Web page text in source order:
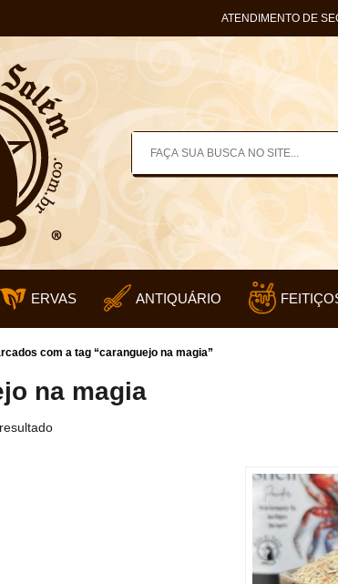
ATENDIMENTO DE
ERVAS ANTIQUÁRIO
com a tag “caranguejo na magia”
na magia